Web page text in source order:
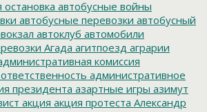
остановка автобусные войны
автобусные перевозки автобусный
автоклуб автомобили
Агада агитпоезд аграрии
комиссия
административное
президента азартные игры азимут
акция акция протеста Александр